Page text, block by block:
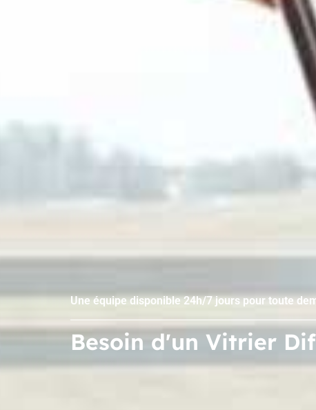
Une équipe disponible 24h/7 jours pour toute
Besoin d'un Vitrier